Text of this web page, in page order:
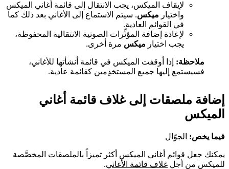
لإيقاف الميكس، يجب الانتقال إلى قائمة أغاني الميكس
واختيار ميكس. سيتم الاستماع إلى الأغاني بعد ذلك كما
في القوائم العادية.
لإعادة إضافة المؤثِّرات الصوتية الانتقالية المحفوظة،
يجب اختيار ميكس مرة أخرى.
ملاحظة: إذا أوقفت الميكس في قائمة أنشأتها للأغاني،
فسيستمع إليها جميع المستخدِمين كقائمة عادية.
إضافة ملصقات إلى غلاف قائمة أغاني
الميكس
فيما يخص: الجوّال
يمكنك جعل قوائم أغاني الميكس أكثر تميزاً بالملصقات المخصَّصة
للميكس من أجل غلاف قائمة الأغاني.